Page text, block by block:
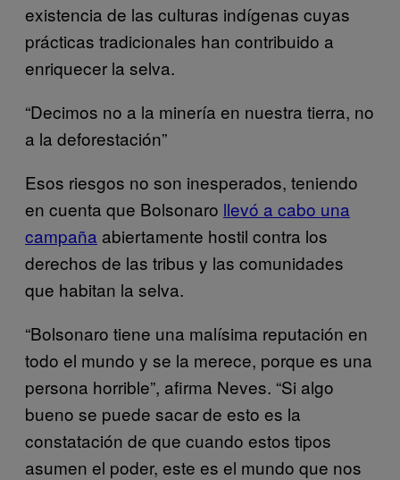
existencia de las culturas indígenas cuyas
prácticas tradicionales han contribuido a
enriquecer la selva.
“Decimos no a la minería en nuestra tierra, no
a la deforestación”
Esos riesgos no son inesperados, teniendo
en cuenta que Bolsonaro llevó a cabo una
campaña abiertamente hostil contra los
derechos de las tribus y las comunidades
que habitan la selva.
“Bolsonaro tiene una malísima reputación en
todo el mundo y se la merece, porque es una
persona horrible”, afirma Neves. “Si algo
bueno se puede sacar de esto es la
constatación de que cuando estos tipos
asumen el poder, este es el mundo que nos